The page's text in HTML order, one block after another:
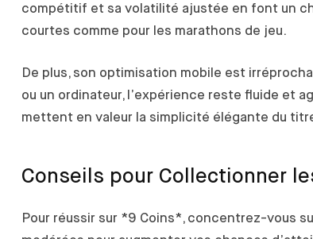
compétitif et sa volatilité ajustée en font un
courtes comme pour les marathons de jeu.
De plus, son optimisation mobile est
ou un ordinateur, l’expérience reste fluide et
mettent en valeur la simplicité élégante du
Conseils pour Collectionner
Pour réussir sur *9 Coins*, concentrez-vous